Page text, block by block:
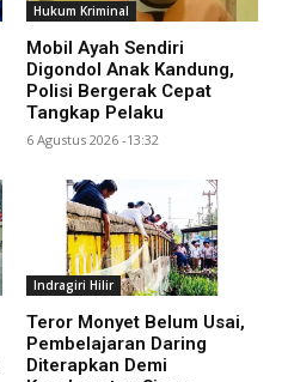
Hukum Kriminal
Mobil Ayah Sendiri
Digondol Anak Kandung,
Polisi Bergerak Cepat
Tangkap Pelaku
6 Agustus 2026 -13:32
Indragiri Hilir
Teror Monyet Belum Usai,
Pembelajaran Daring
Diterapkan Demi